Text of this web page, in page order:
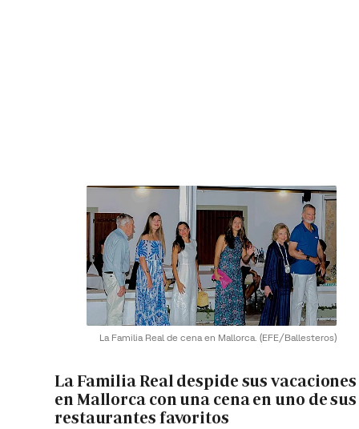
La Familia Real de cena en Mallorca. (EFE/Ballesteros)
La Familia Real despide sus vacaciones
en Mallorca con una cena en uno de sus
restaurantes favoritos